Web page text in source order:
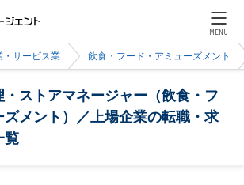
MENU
・サービス業 飲食・フード・アミューズメント
・ストアマネージャー（飲食・フ
ズメント）／上場企業の転職・求
覧